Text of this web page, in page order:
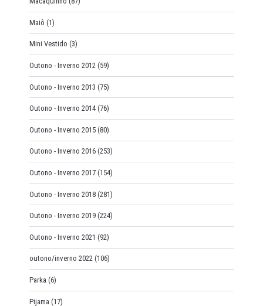
Maiô (1)
Mini Vestido (3)
Outono - Inverno 2012 (59)
Outono - Inverno 2013 (75)
Outono - Inverno 2014 (76)
Outono - Inverno 2015 (80)
Outono - Inverno 2016 (253)
Outono - Inverno 2017 (154)
Outono - Inverno 2018 (281)
Outono - Inverno 2019 (224)
Outono - Inverno 2021 (92)
outono/inverno 2022 (106)
Parka (6)
Pijama (17)